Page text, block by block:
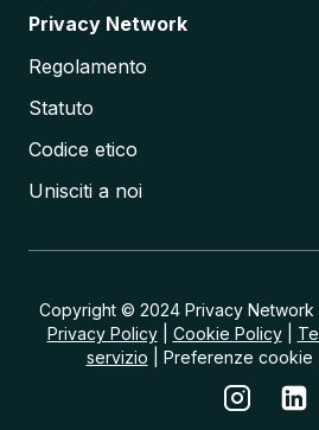
t
i
i
à
r
I
t
i
A
Privacy Network
Regolamento
Statuto
Codice etico
Unisciti a noi
Copyright © 2024 Privacy Network
Privacy Policy| Cookie Policy|
servizio | Preferenze cookie